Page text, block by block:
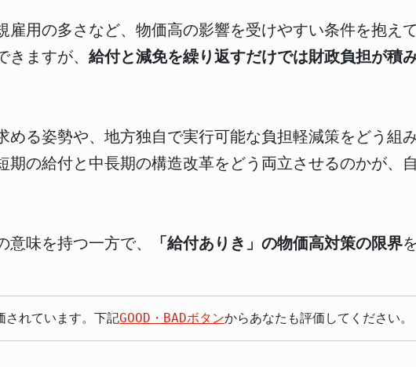
用の多さなど、物価高の影響を受けやすい条件を抱え
ますが、 給付と減免を繰り返すだけでは財政負担が積
る姿勢や、地方独自で実行可能な負担軽減策をどう組
の給付と中長期の構造改革をどう両立させるのかが、
味を持つ一方で、 「給付ありき」の物価高対策の限界
されています。下記GOOD・BADボタンからあなたも評価してください。